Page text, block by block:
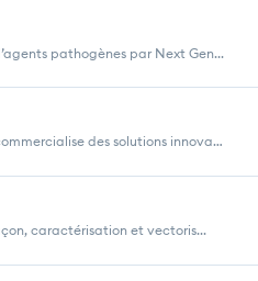
pathogènes par Next Gen...
Développe et commercialise des solutions innovant...
caractérisation et vectoris...